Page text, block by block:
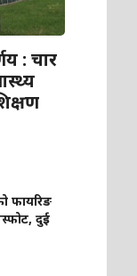
: चार
फायरिङ
दुई